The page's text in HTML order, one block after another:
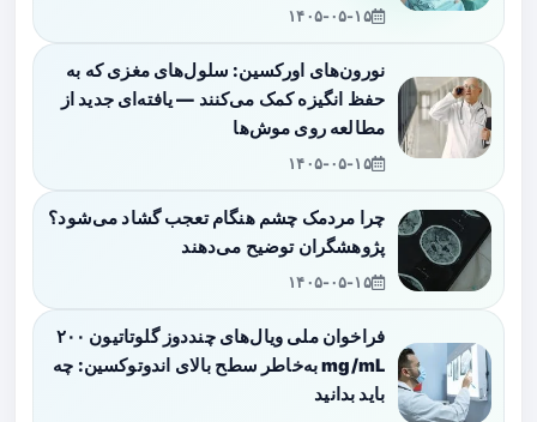
۱۴۰۵-۰۵-۱۵
نورون‌های اورکسین: سلول‌های مغزی که به
حفظ انگیزه کمک می‌کنند — یافته‌ای جدید از
مطالعه روی موش‌ها
۱۴۰۵-۰۵-۱۵
چرا مردمک چشم هنگام تعجب گشاد می‌شود؟
پژوهشگران توضیح می‌دهند
۱۴۰۵-۰۵-۱۵
فراخوان ملی ویال‌های چنددوز گلوتاتیون ۲۰۰
mg/mL به‌خاطر سطح بالای اندوتوکسین: چه
باید بدانید